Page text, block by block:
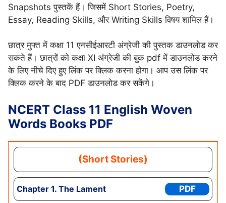
Snapshots पुस्तकें हैं। जिसमें Short Stories, Poetry,
Essay, Reading Skills, और Writing Skills विषय शामिल हैं।
छात्र मुफ्त में कक्षा 11 एनसीईआरटी अंग्रेजी की पुस्तक डाउनलोड कर
सकते हैं। छात्रों को कक्षा XI अंग्रेजी की बुक pdf में डाउनलोड करने
के लिए नीचे दिए हुए लिंक पर क्लिक करना होगा। आप उस लिंक पर
क्लिक करने के बाद PDF डाउनलोड कर सकेंगे।
NCERT Class 11 English Woven
Words Books PDF
(Short Stories)
Chapter 1. The Lament PDF